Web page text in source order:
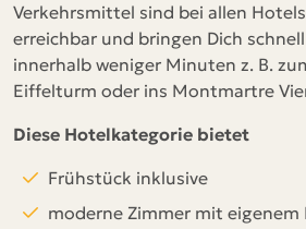
Verkehrsmittel sind bei allen
erreichbar und bringen Dich
innerhalb weniger Minuten z. B.
Eiffelturm oder ins Montmartre
Diese Hotelkategorie bietet
Frühstück inklusive
moderne Zimmer mit eigenem